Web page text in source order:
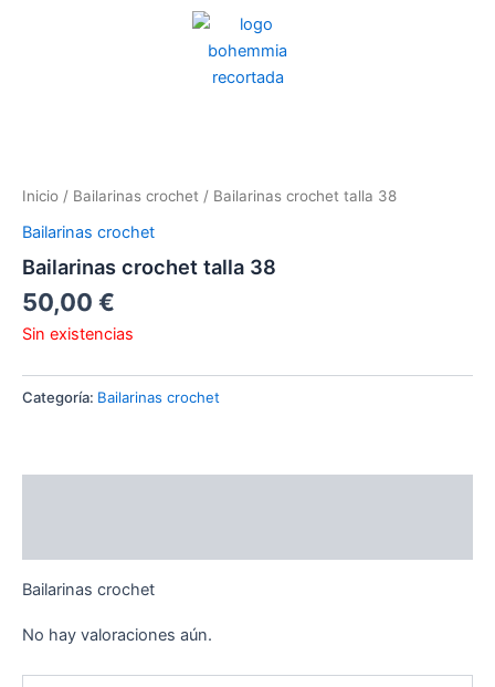
Inicio / Bailarinas crochet / Bailarinas crochet talla 38
Bailarinas crochet
Bailarinas crochet talla 38
50,00 €
Sin existencias
Categoría: Bailarinas crochet
Bailarinas crochet
No hay valoraciones aún.